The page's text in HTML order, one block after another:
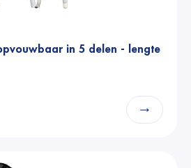
in 5 delen - lengte
→